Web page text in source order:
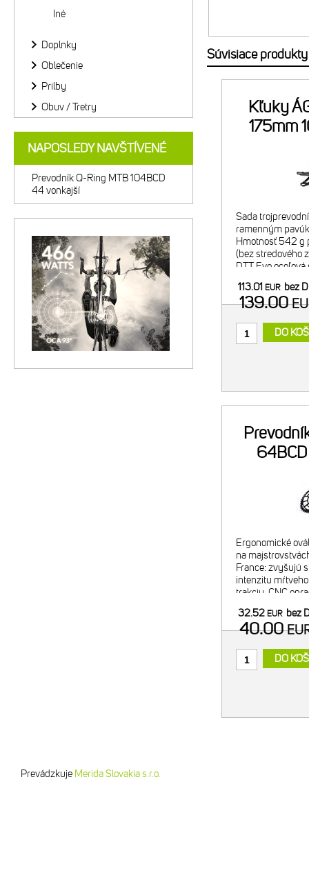
Súvisiace produkty
Kľuky
175mm
Sada
ramenným
Hmotnosť 542 g
(bez stredového
DTT Evo
Hollowminium
113.01 EUR bez
139.00
DO
Ergonomické
na
France: zvyšujú
intenzitu
trakciu. CNC
Exkluzívny OCP
positio
32.52 EUR bez
40.00
DO
Iné
Doplnky
Oblečenie
Prilby
Obuv / Tretry
NAPOSLEDY NAVŠTÍVENÉ
Prevodník Q-Ring MTB 104BCD
44 vonkajší
Prevádzkuje Merida Slovakia s.r.o.